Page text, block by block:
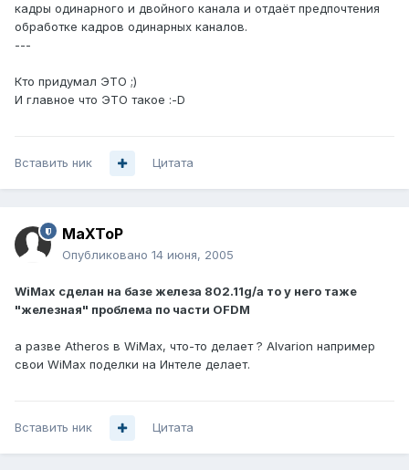
кадры одинарного и двойного канала и отдаёт предпочтения
обработке кадров одинарных каналов.
---
Кто придумал ЭТО ;)
И главное что ЭТО такое :-D
Вставить ник Цитата
MaXToP
Опубликовано 14 июня, 2005
WiMax сделан на базе железа 802.11g/a то у него таже
"железная" проблема по части OFDM
а разве Atheros в WiMax, что-то делает ? Alvarion например
свои WiMax поделки на Интеле делает.
Вставить ник Цитата